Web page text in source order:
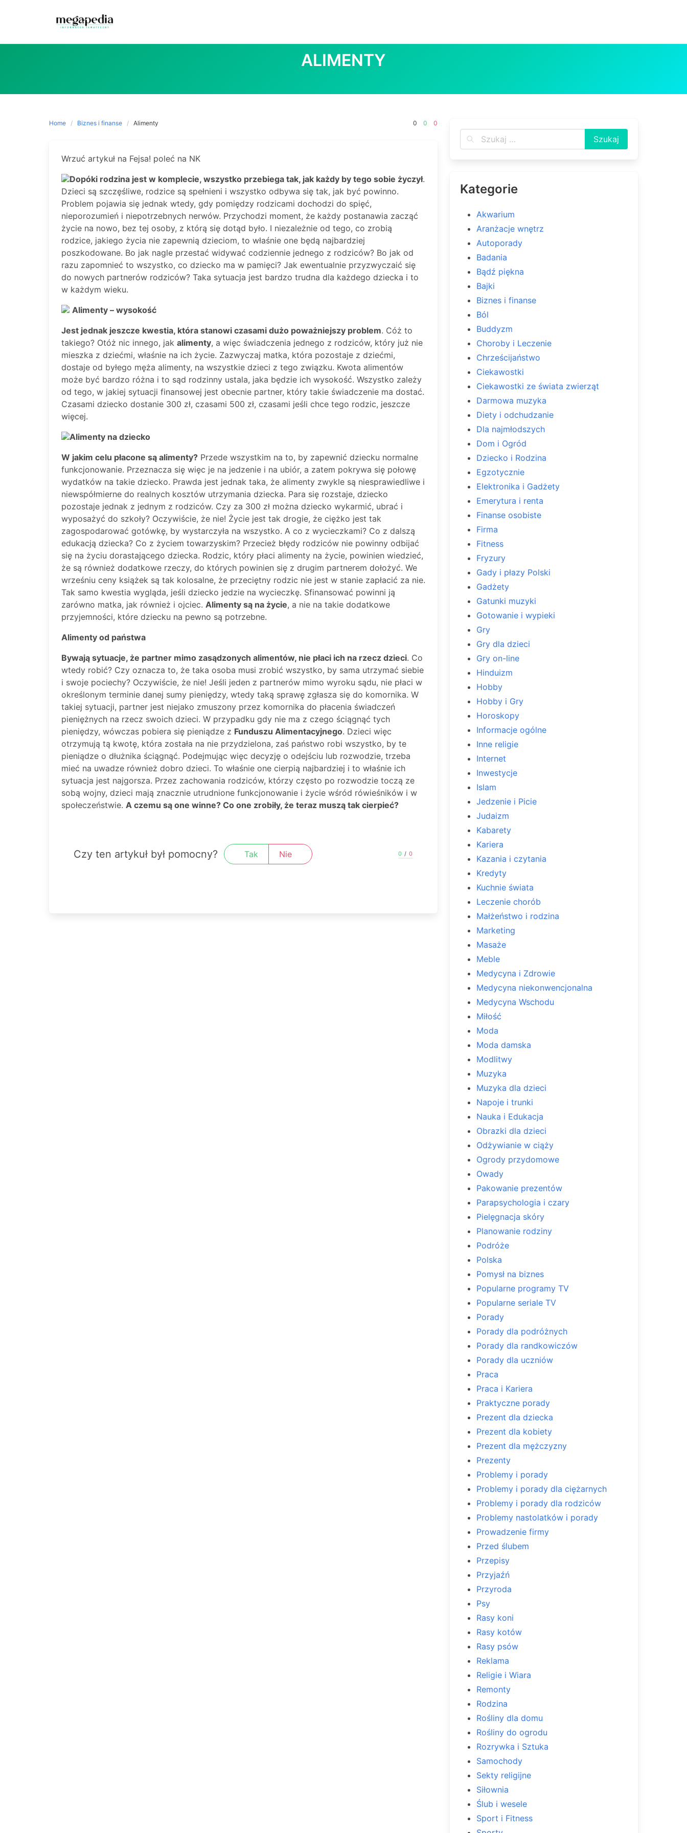
to
ALIMENTY
Home Biznes i finanse Alimenty 0 0 0
Wrzuć artykuł na Fejsa! poleć na NK
Dopóki rodzina jest w komplecie, wszystko przebiega tak, jak każdy by tego sobie życzył.
Dzieci są szczęśliwe, rodzice są spełnieni i wszystko odbywa się tak, jak być powinno.
Problem pojawia się jednak wtedy, gdy pomiędzy rodzicami dochodzi do spięć,
nieporozumień i niepotrzebnych nerwów. Przychodzi moment, że każdy postanawia zacząć
życie na nowo, bez tej osoby, z którą się dotąd było. I niezależnie od tego, co zrobią
rodzice, jakiego życia nie zapewnią dzieciom, to właśnie one będą najbardziej
poszkodowane. Bo jak nagle przestać widywać codziennie jednego z rodziców? Bo jak od
razu zapomnieć to wszystko, co dziecko ma w pamięci? Jak ewentualnie przyzwyczaić się
do nowych partnerów rodziców? Taka sytuacja jest bardzo trudna dla każdego dziecka i to
w każdym wieku.
Alimenty – wysokość
Jest jednak jeszcze kwestia, która stanowi czasami dużo poważniejszy problem. Cóż to
takiego? Otóż nic innego, jak alimenty, a więc świadczenia jednego z rodziców, który już nie
mieszka z dziećmi, właśnie na ich życie. Zazwyczaj matka, która pozostaje z dziećmi,
dostaje od byłego męża alimenty, na wszystkie dzieci z tego związku. Kwota alimentów
może być bardzo różna i to sąd rodzinny ustala, jaka będzie ich wysokość. Wszystko zależy
od tego, w jakiej sytuacji finansowej jest obecnie partner, który takie świadczenie ma dostać.
Czasami dziecko dostanie 300 zł, czasami 500 zł, czasami jeśli chce tego rodzic, jeszcze
więcej.
Alimenty na dziecko
W jakim celu płacone są alimenty? Przede wszystkim na to, by zapewnić dziecku normalne
funkcjonowanie. Przeznacza się więc je na jedzenie i na ubiór, a zatem pokrywa się połowę
wydatków na takie dziecko. Prawda jest jednak taka, że alimenty zwykle są niesprawiedliwe i
niewspółmierne do realnych kosztów utrzymania dziecka. Para się rozstaje, dziecko
pozostaje jednak z jednym z rodziców. Czy za 300 zł można dziecko wykarmić, ubrać i
wyposażyć do szkoły? Oczywiście, że nie! Życie jest tak drogie, że ciężko jest tak
zagospodarować gotówkę, by wystarczyła na wszystko. A co z wycieczkami? Co z dalszą
edukacją dziecka? Co z życiem towarzyskim? Przecież błędy rodziców nie powinny odbijać
się na życiu dorastającego dziecka. Rodzic, który płaci alimenty na życie, powinien wiedzieć,
że są również dodatkowe rzeczy, do których powinien się z drugim partnerem dołożyć. We
wrześniu ceny książek są tak kolosalne, że przeciętny rodzic nie jest w stanie zapłacić za nie.
Tak samo kwestia wygląda, jeśli dziecko jedzie na wycieczkę. Sfinansować powinni ją
zarówno matka, jak również i ojciec. Alimenty są na życie, a nie na takie dodatkowe
przyjemności, które dziecku na pewno są potrzebne.
Alimenty od państwa
Bywają sytuacje, że partner mimo zasądzonych alimentów, nie płaci ich na rzecz dzieci. Co
wtedy robić? Czy oznacza to, że taka osoba musi zrobić wszystko, by sama utrzymać siebie
i swoje pociechy? Oczywiście, że nie! Jeśli jeden z partnerów mimo wyroku sądu, nie płaci w
określonym terminie danej sumy pieniędzy, wtedy taką sprawę zgłasza się do komornika. W
takiej sytuacji, partner jest niejako zmuszony przez komornika do płacenia świadczeń
pieniężnych na rzecz swoich dzieci. W przypadku gdy nie ma z czego ściągnąć tych
pieniędzy, wówczas pobiera się pieniądze z Funduszu Alimentacyjnego. Dzieci więc
otrzymują tą kwotę, która została na nie przydzielona, zaś państwo robi wszystko, by te
pieniądze o dłużnika ściągnąć. Podejmując więc decyzję o odejściu lub rozwodzie, trzeba
mieć na uwadze również dobro dzieci. To właśnie one cierpią najbardziej i to właśnie ich
sytuacja jest najgorsza. Przez zachowania rodziców, którzy często po rozwodzie toczą ze
sobą wojny, dzieci mają znacznie utrudnione funkcjonowanie i życie wśród rówieśników i w
społeczeństwie. A czemu są one winne? Co one zrobiły, że teraz muszą tak cierpieć?
Czy ten artykuł był pomocny? Tak Nie 0 / 0
Kategorie
Akwarium
Aranżacje wnętrz
Autoporady
Badania
Bądź piękna
Bajki
Biznes i finanse
Ból
Buddyzm
Choroby i Leczenie
Chrześcijaństwo
Ciekawostki
Ciekawostki ze świata zwierząt
Darmowa muzyka
Diety i odchudzanie
Dla najmłodszych
Dom i Ogród
Dziecko i Rodzina
Egzotycznie
Elektronika i Gadżety
Emerytura i renta
Finanse osobiste
Firma
Fitness
Fryzury
Gady i płazy Polski
Gadżety
Gatunki muzyki
Gotowanie i wypieki
Gry
Gry dla dzieci
Gry on-line
Hinduizm
Hobby
Hobby i Gry
Horoskopy
Informacje ogólne
Inne religie
Internet
Inwestycje
Islam
Jedzenie i Picie
Judaizm
Kabarety
Kariera
Kazania i czytania
Kredyty
Kuchnie świata
Leczenie chorób
Małżeństwo i rodzina
Marketing
Masaże
Meble
Medycyna i Zdrowie
Medycyna niekonwencjonalna
Medycyna Wschodu
Miłość
Moda
Moda damska
Modlitwy
Muzyka
Muzyka dla dzieci
Napoje i trunki
Nauka i Edukacja
Obrazki dla dzieci
Odżywianie w ciąży
Ogrody przydomowe
Owady
Pakowanie prezentów
Parapsychologia i czary
Pielęgnacja skóry
Planowanie rodziny
Podróże
Polska
Pomysł na biznes
Popularne programy TV
Popularne seriale TV
Porady
Porady dla podróżnych
Porady dla randkowiczów
Porady dla uczniów
Praca
Praca i Kariera
Praktyczne porady
Prezent dla dziecka
Prezent dla kobiety
Prezent dla mężczyzny
Prezenty
Problemy i porady
Problemy i porady dla ciężarnych
Problemy i porady dla rodziców
Problemy nastolatków i porady
Prowadzenie firmy
Przed ślubem
Przepisy
Przyjaźń
Przyroda
Psy
Rasy koni
Rasy kotów
Rasy psów
Reklama
Religie i Wiara
Remonty
Rodzina
Rośliny dla domu
Rośliny do ogrodu
Rozrywka i Sztuka
Samochody
Sekty religijne
Siłownia
Ślub i wesele
Sport i Fitness